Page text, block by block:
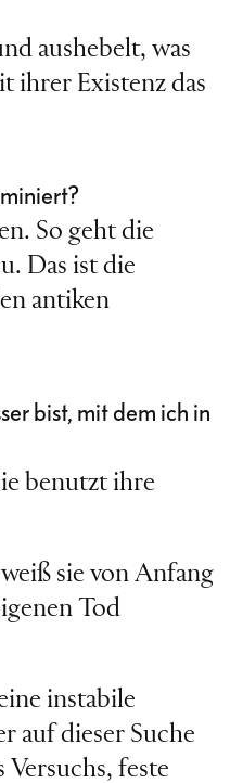
aushebelt, was
ihrer Existenz das
So geht die
Das ist die
antiken
bist, mit dem ich in
benutzt ihre
sie von Anfang
Tod
instabile
auf dieser Suche
feste